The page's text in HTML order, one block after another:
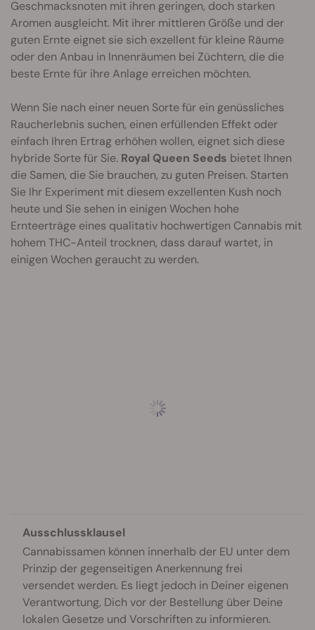
Geschmacksnoten mit ihren geringen, doch starken
Aromen ausgleicht. Mit ihrer mittleren Größe und der
guten Ernte eignet sie sich exzellent für kleine Räume
oder den Anbau in Innenräumen bei Züchtern, die die
beste Ernte für ihre Anlage erreichen möchten.
Wenn Sie nach einer neuen Sorte für ein genüssliches
Raucherlebnis suchen, einen erfüllenden Effekt oder
einfach Ihren Ertrag erhöhen wollen, eignet sich diese
hybride Sorte für Sie. Royal Queen Seeds bietet Ihnen
die Samen, die Sie brauchen, zu guten Preisen. Starten
Sie Ihr Experiment mit diesem exzellenten Kush noch
heute und Sie sehen in einigen Wochen hohe
Ernteerträge eines qualitativ hochwertigen Cannabis mit
hohem THC-Anteil trocknen, dass darauf wartet, in
einigen Wochen geraucht zu werden.
Ausschlussklausel
Cannabissamen können innerhalb der EU unter dem
Prinzip der gegenseitigen Anerkennung frei
versendet werden. Es liegt jedoch in Deiner eigenen
Verantwortung, Dich vor der Bestellung über Deine
lokalen Gesetze und Vorschriften zu informieren.